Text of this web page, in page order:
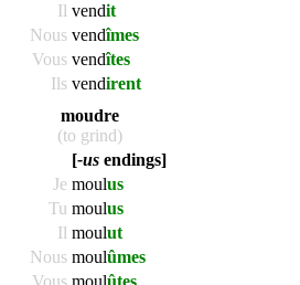
Il vendit
Nous vendîmes
Vous vendîtes
Ils vendirent
moudre
(to grind)
[-us endings]
Je moulus
Tu moulus
Il moulut
Nous moulûmes
Vous moulûtes